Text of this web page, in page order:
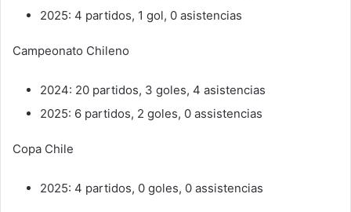
2025: 4 partidos, 1 gol, 0 asistencias
Campeonato Chileno
2024: 20 partidos, 3 goles, 4 asistencias
2025: 6 partidos, 2 goles, 0 assistencias
Copa Chile
2025: 4 partidos, 0 goles, 0 assistencias